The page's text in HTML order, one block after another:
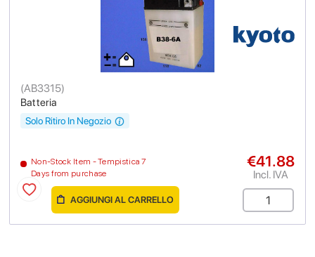
Batteria
(AB3315)
Non-Stock Item - Tempistica 7
Days from purchase
Solo Ritiro In Negozio
€41.88
Incl. IVA
AGGIUNGI AL CARRELLO